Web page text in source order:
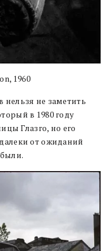
1960
не заметить
в 1980 году
Глазго, но его
от ожиданий